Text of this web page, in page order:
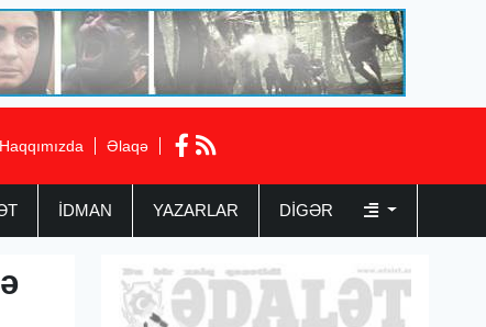
Haqqımızda Əlaqə
İDMAN YAZARLAR DIGƏR